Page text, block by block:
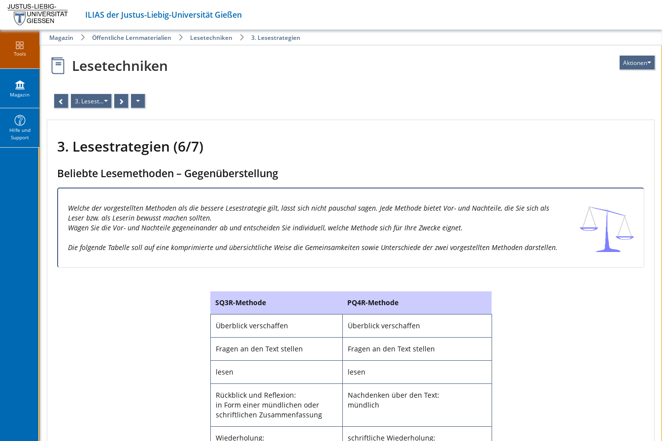
ILIAS der Justus-Liebig-Universität Gießen
Tools
Magazin
Hilfe und
Support
Magazin Öffentliche Lernmaterialien Lesetechniken 3. Lesestrategien
Aktionen
Lesetechniken
3. Lesestrategien (6/7)
3. Lesestrategien (6/7)
Beliebte Lesemethoden – Gegenüberstellung
Welche der vorgestellten Methoden als die bessere Lesestrategie gilt, lässt sich nicht pauschal sagen. Jede Methode bietet Vor- und Nachteile, die Sie sich als
Leser bzw. als Leserin bewusst machen sollten.
Wägen Sie die Vor- und Nachteile gegeneinander ab und entscheiden Sie individuell, welche Methode sich für Ihre Zwecke eignet.
Die folgende Tabelle soll auf eine komprimierte und übersichtliche Weise die Gemeinsamkeiten sowie Unterschiede der zwei vorgestellten Methoden darstellen.
SQ3R-Methode PQ4R-Methode
Überblick verschaffen Überblick verschaffen
Fragen an den Text stellen Fragen an den Text stellen
lesen lesen
Rückblick und Reflexion:
in Form einer mündlichen oder
schriftlichen Zusammenfassung
Nachdenken über den Text:
mündlich
Wiederholung: schriftliche Wiederholung: